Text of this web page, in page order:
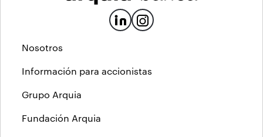
Nosotros
Información para accionistas
Grupo Arquia
Fundación Arquia